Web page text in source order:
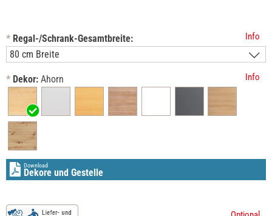
* Regal-/Schrank-Gesamtbreite: Info
* Dekor: Ahorn Info
Download
Dekore und Gestelle